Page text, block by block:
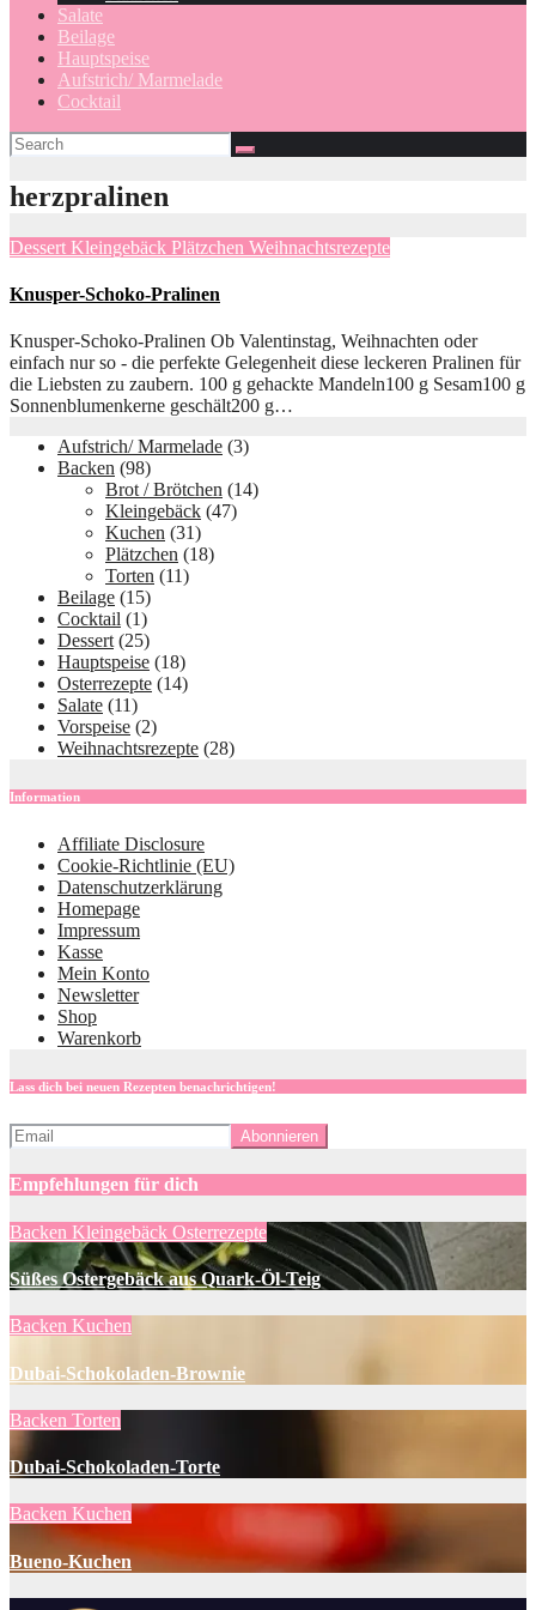
Salate
Beilage
Hauptspeise
Aufstrich/ Marmelade
Cocktail
herzpralinen
Dessert Kleingebäck Plätzchen Weihnachtsrezepte
Knusper-Schoko-Pralinen
Knusper-Schoko-Pralinen Ob Valentinstag, Weihnachten oder
einfach nur so - die perfekte Gelegenheit diese leckeren Pralinen für
die Liebsten zu zaubern. 100 g gehackte Mandeln100 g Sesam100 g
Sonnenblumenkerne geschält200 g…
Aufstrich/ Marmelade (3)
Backen (98)
Brot / Brötchen (14)
Kleingebäck (47)
Kuchen (31)
Plätzchen (18)
Torten (11)
Beilage (15)
Cocktail (1)
Dessert (25)
Hauptspeise (18)
Osterrezepte (14)
Salate (11)
Vorspeise (2)
Weihnachtsrezepte (28)
Information
Affiliate Disclosure
Cookie-Richtlinie (EU)
Datenschutzerklärung
Homepage
Impressum
Kasse
Mein Konto
Newsletter
Shop
Warenkorb
Lass dich bei neuen Rezepten benachrichtigen!
Empfehlungen für dich
Backen Kleingebäck Osterrezepte
Süßes Ostergebäck aus Quark-Öl-Teig
Backen Kuchen
Dubai-Schokoladen-Brownie
Backen Torten
Dubai-Schokoladen-Torte
Backen Kuchen
Bueno-Kuchen